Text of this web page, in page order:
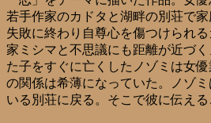
若手作家のカドタと湖畔の別荘で
失敗に終わり自尊心を傷つけられ
家ミシマと不思議にも距離が近づ
た子をすぐに亡くしたノゾミは女
の関係は希薄になっていた。ノゾ
いる別荘に戻る。そこで彼に伝える